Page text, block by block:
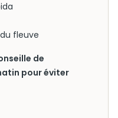
fleuve
de
pour éviter